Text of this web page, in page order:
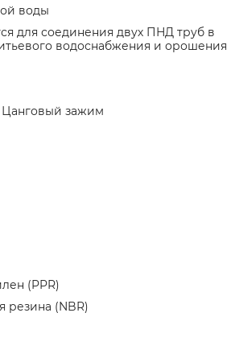
воды
для соединения двух ПНД труб в
водоснабжения и орошения
Цанговый зажим
(PPR)
резина (NBR)